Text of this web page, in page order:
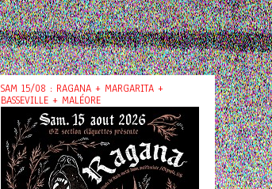
SAM 15/08 : RAGANA + MARGARITA +
BASSEVILLE + MALÉORE